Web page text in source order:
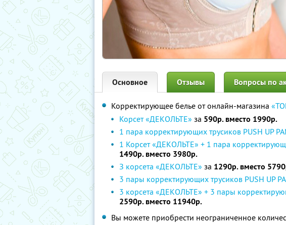
Основное Отзывы Вопросы по
Корректирующее белье от онлайн-магазина
Корсет «ДЕКОЛЬТЕ» за 590р. вместо 1990р.
1 пара корректирующих трусиков PUSH UP
1 Корсет «ДЕКОЛЬТЕ» + 1 пара
1490р. вместо 3980р.
З корсета «ДЕКОЛЬТЕ» за 1290р. вместо
3 пары корректирующих трусиков PUSH UP
3 корсета «ДЕКОЛЬТЕ» + 3 пары
2590р. вместо 11940р.
Вы можете приобрести неограниченное